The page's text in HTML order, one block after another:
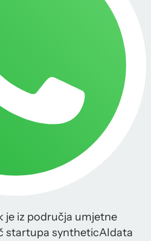
je iz područja umjetne
startupa syntheticAIdata